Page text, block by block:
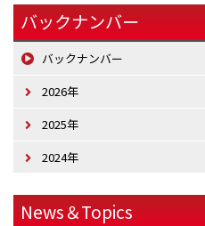
バックナンバー
バックナンバー
2026年
2025年
2024年
News＆Topics